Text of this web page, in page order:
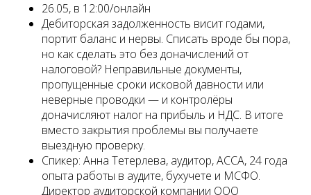
26.05, в 12:00/онлайн
Дебиторская задолженность висит годами,
портит баланс и нервы. Списать вроде бы пора,
но как сделать это без доначислений от
налоговой? Неправильные документы,
пропущенные сроки исковой давности или
неверные проводки — и контролёры
доначисляют налог на прибыль и НДС. В итоге
вместо закрытия проблемы вы получаете
выездную проверку.
Спикер: Анна Тетерлева, аудитор, АССА, 24 года
опыта работы в аудите, бухучете и МСФО.
Директор аудиторской компании ООО